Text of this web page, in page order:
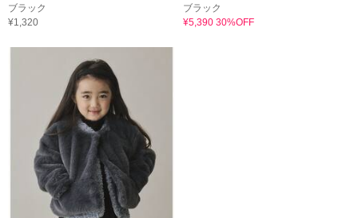
ブラック
¥1,320
ブラック
¥5,390 30%OFF